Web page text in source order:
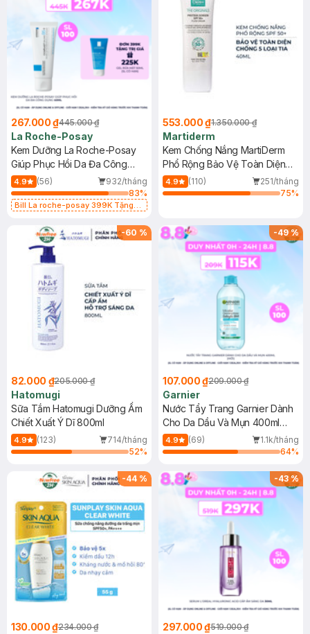
267.000 ₫445.000 ₫
La Roche-Posay
Kem Dưỡng La Roche-Posay
Giúp Phục Hồi Da Đa Công
Dụng 40ml
4.9 (56)
932/tháng
83%
Bill La roche-posay 399K Tặng
(SL có hạn)
553.000 ₫1.350.000 ₫
Martiderm
Kem Chống Nắng MartiDerm
Phổ Rộng Bảo Vệ Toàn Diện
40ml
4.9 (110)
251/tháng
75%
-60 %
82.000 ₫205.000 ₫
Hatomugi
Sữa Tắm Hatomugi Dưỡng Ẩm
Chiết Xuất Ý Dĩ 800ml
4.9 (123)
714/tháng
52%
-49%
107.000 ₫209.000 ₫
Garnier
Nước Tẩy Trang Garnier Dành
Cho Da Dầu Và Mụn 400ml
(Mới)
4.9 (69)
1.1k/tháng
64%
-44 %
130.000 ₫234.000 ₫
-43%
297.000 ₫519.000 ₫